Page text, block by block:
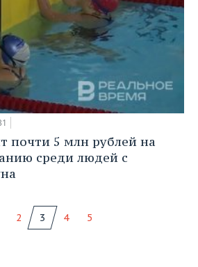
почти 5 млн рублей на
среди людей с
2 3 4 5